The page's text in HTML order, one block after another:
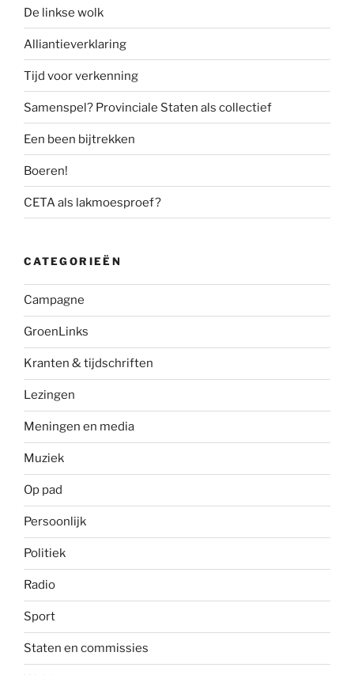
De linkse wolk
Alliantieverklaring
Tijd voor verkenning
Samenspel? Provinciale Staten als collectief
Een been bijtrekken
Boeren!
CETA als lakmoesproef?
CATEGORIEËN
Campagne
GroenLinks
Kranten & tijdschriften
Lezingen
Meningen en media
Muziek
Op pad
Persoonlijk
Politiek
Radio
Sport
Staten en commissies